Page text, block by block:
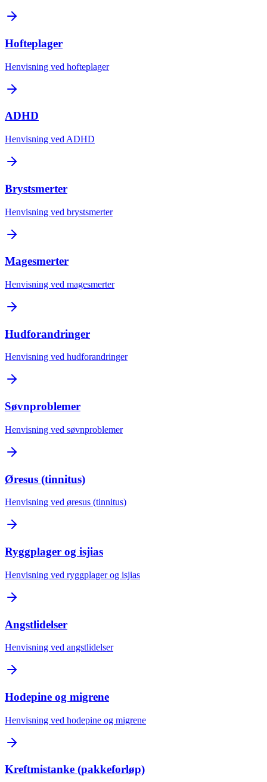
Hofteplager
Henvisning ved hofteplager
ADHD
Henvisning ved ADHD
Brystsmerter
Henvisning ved brystsmerter
Magesmerter
Henvisning ved magesmerter
Hudforandringer
Henvisning ved hudforandringer
Søvnproblemer
Henvisning ved søvnproblemer
Øresus (tinnitus)
Henvisning ved øresus (tinnitus)
Ryggplager og isjias
Henvisning ved ryggplager og isjias
Angstlidelser
Henvisning ved angstlidelser
Hodepine og migrene
Henvisning ved hodepine og migrene
Kreftmistanke (pakkeforløp)